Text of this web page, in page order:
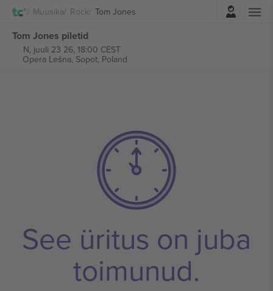
Muusika Rock Tom Jones
Tom Jones piletid
N, juuli 23 26, 18:00 CEST
Opera Leśna, Sopot, Poland
See üritus on juba
toimunud.